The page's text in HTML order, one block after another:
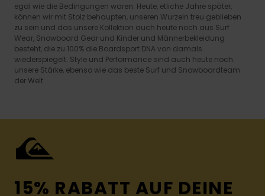
egal wie die Bedingungen waren. Heute, etliche Jahre später,
können wir mit Stolz behaupten, unseren Wurzeln treu geblieben
zu sein und das unsere Kollektion auch heute noch aus Surf
Wear, Snowboard Gear und Kinder und Männerbekleidung
besteht, die zu 100% die Boardsport DNA von damals
wiederspiegelt. Style und Performance sind auch heute noch
unsere Stärke, ebenso wie das beste Surf und Snowboardteam
der Welt.
15% RABATT AUF DEINE